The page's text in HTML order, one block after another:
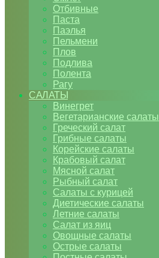
Отбивные
Паста
Паэлья
Пельмени
Плов
Подлива
Полента
Рагу
САЛАТЫ
Винегрет
Вегетарианские салаты
Греческий салат
Грибные салаты
Корейские салаты
Крабовый салат
Мясной салат
Рыбный салат
Салаты с курицей
Диетические салаты
Летние салаты
Салат из яиц
Овощные салаты
Острые салаты